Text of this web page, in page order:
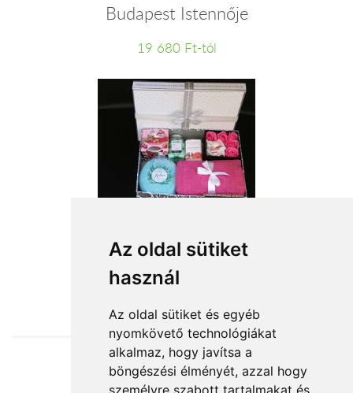
Az oldal sütiket
használ
Az oldal sütiket és egyéb
nyomkövető technológiákat
alkalmaz, hogy javítsa a
böngészési élményét, azzal hogy
személyre szabott tartalmakat és
Budapest Istennője
19 680 Ft-tól
Spa ajándékcsomag
22 200 Ft-tól
Elfogadott fizetési módok